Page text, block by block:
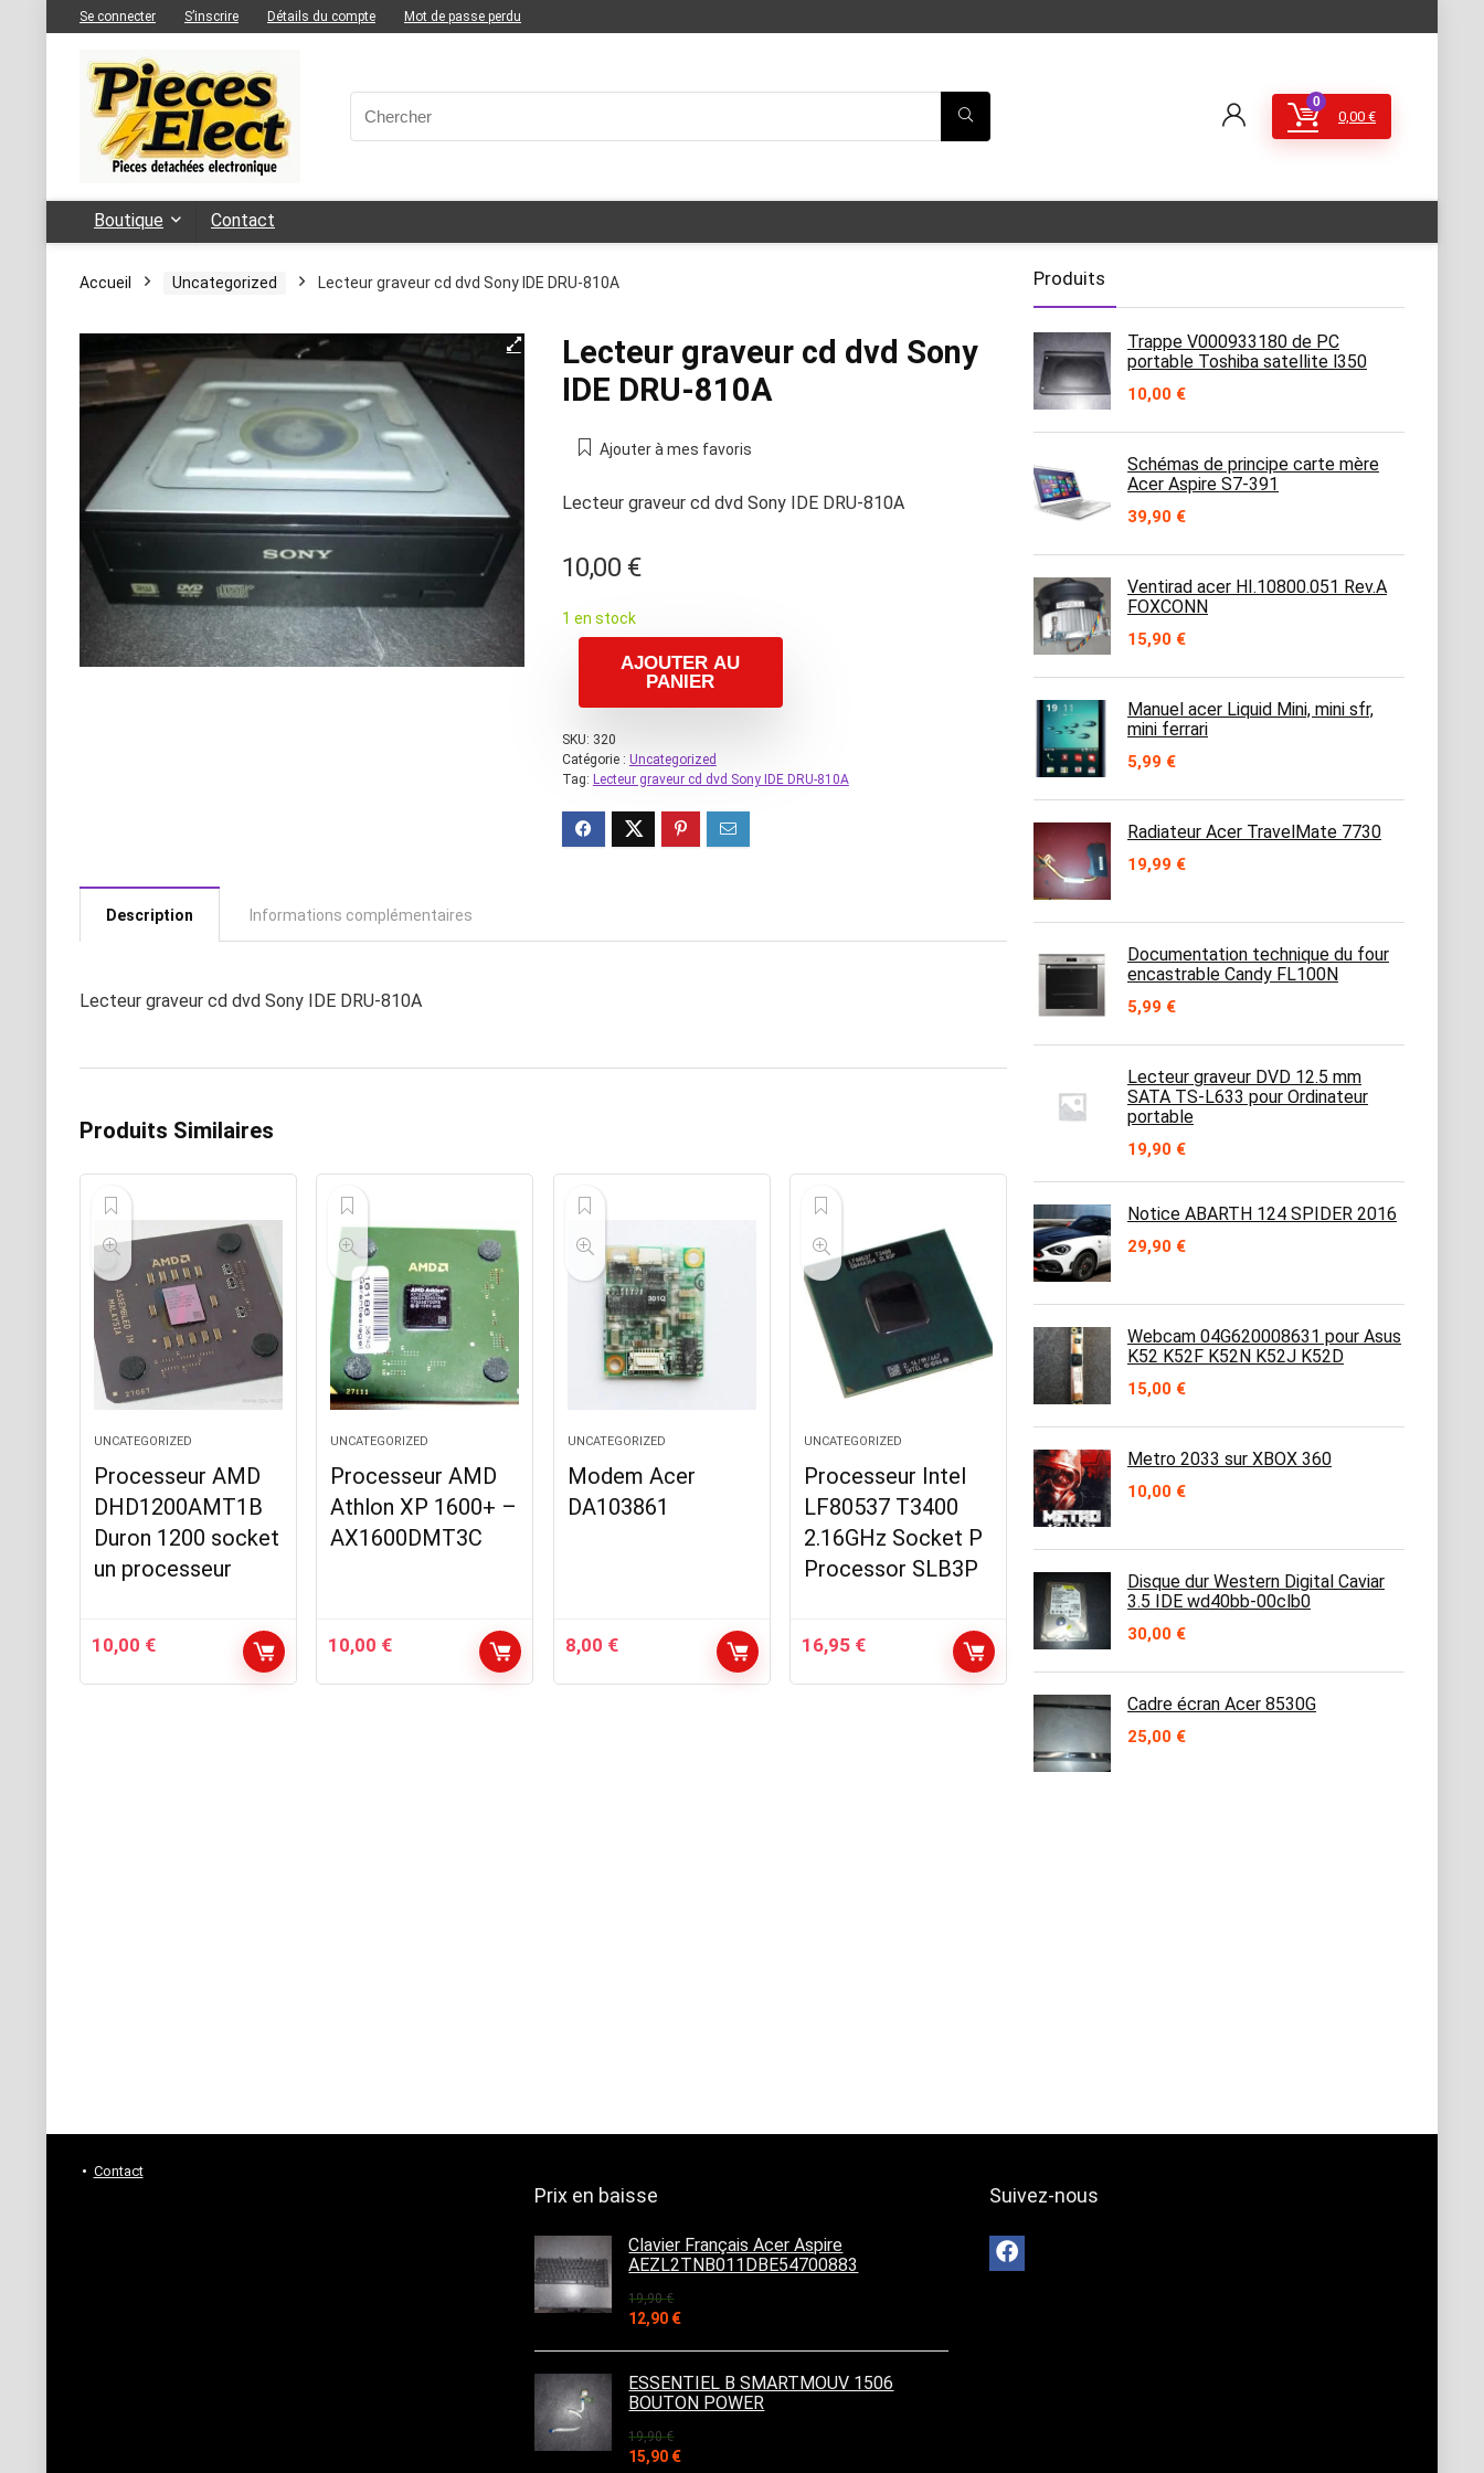
Se connecter S’inscrire Détails du compte Mot de passe perdu
0
0,00 €
Boutique Contact
Accueil Uncategorized Lecteur graveur cd dvd Sony IDE DRU-810A
Lecteur graveur cd dvd Sony
IDE DRU-810A
Ajouter à mes favoris
Lecteur graveur cd dvd Sony IDE DRU-810A
10,00 €
1 en stock
AJOUTER AU
PANIER
SKU: 320
Catégorie : Uncategorized
Tag: Lecteur graveur cd dvd Sony IDE DRU-810A
Description Informations complémentaires
Lecteur graveur cd dvd Sony IDE DRU-810A
Produits Similaires
UNCATEGORIZED
Processeur AMD
DHD1200AMT1B
Duron 1200 socket
un processeur
10,00 €
UNCATEGORIZED
Processeur AMD
Athlon XP 1600+ –
AX1600DMT3C
10,00 €
UNCATEGORIZED
Modem Acer
DA103861
8,00 €
UNCATEGORIZED
Processeur Intel
LF80537 T3400
2.16GHz Socket P
Processor SLB3P
16,95 €
Produits
Trappe V000933180 de PC
portable Toshiba satellite l350
10,00 €
Schémas de principe carte mère
Acer Aspire S7-391
39,90 €
Ventirad acer HI.10800.051 Rev.A
FOXCONN
15,90 €
Manuel acer Liquid Mini, mini sfr,
mini ferrari
5,99 €
Radiateur Acer TravelMate 7730
19,99 €
Documentation technique du four
encastrable Candy FL100N
5,99 €
Lecteur graveur DVD 12.5 mm
SATA TS-L633 pour Ordinateur
portable
19,90 €
Notice ABARTH 124 SPIDER 2016
29,90 €
Webcam 04G620008631 pour Asus
K52 K52F K52N K52J K52D
15,00 €
Metro 2033 sur XBOX 360
10,00 €
Disque dur Western Digital Caviar
3.5 IDE wd40bb-00clb0
30,00 €
Cadre écran Acer 8530G
25,00 €
Contact
Prix en baisse
Clavier Français Acer Aspire
AEZL2TNB011DBE54700883
19,90€
Le
initial
était :
19,90 €.
12,90 €Le
actuel
est :
12,90 €.
ESSENTIEL B SMARTMOUV 1506
BOUTON POWER
19,90€
Le
15,90 €Le
Suivez-nous